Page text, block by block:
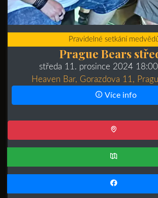
Pravidelné setkání
Prague Bears
středa 11. prosince 2024 18:00
Heaven Bar, Gorazdova 11,
Více info